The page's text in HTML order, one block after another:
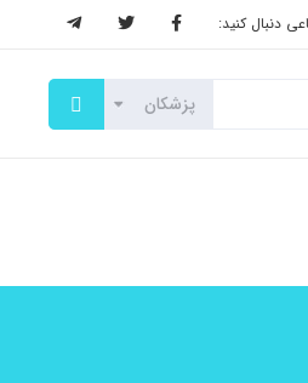
دنبال کنید: